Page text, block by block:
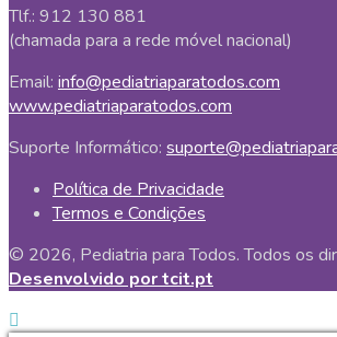
Tlf.: 912 130 881
(chamada para a rede móvel nacional)
Email: info@pediatriaparatodos.com
www.pediatriaparatodos.com
Suporte Informático:
Política de Privacidade
Termos e Condições
© 2026, Pediatria para Todos. Todos os
Desenvolvido por tcit.pt